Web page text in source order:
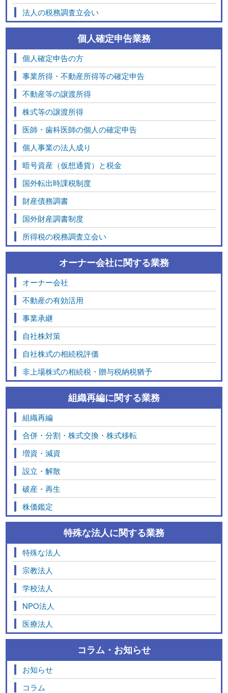
法人の税務調査立会い
個人確定申告業務
個人確定申告の方
事業所得・不動産所得等の確定申告
不動産等の譲渡所得
株式等の譲渡所得
医師・歯科医師の個人の確定申告
個人事業の法人成り
暗号資産（仮想通貨）と税金
国外転出時課税制度
財産債務調書
国外財産調書制度
所得税の税務調査立会い
オーナー会社に関する業務
オーナー会社
不動産の有効活用
事業承継
自社株対策
自社株式の相続税評価
非上場株式の相続税・贈与税納税猶予
組織再編に関する業務
組織再編
合併・分割・株式交換・株式移転
増資・減資
設立・解散
破産・再生
株価鑑定
特殊な法人に関する業務
特殊な法人
宗教法人
学校法人
NPO法人
医療法人
コラム・お知らせ
お知らせ
コラム